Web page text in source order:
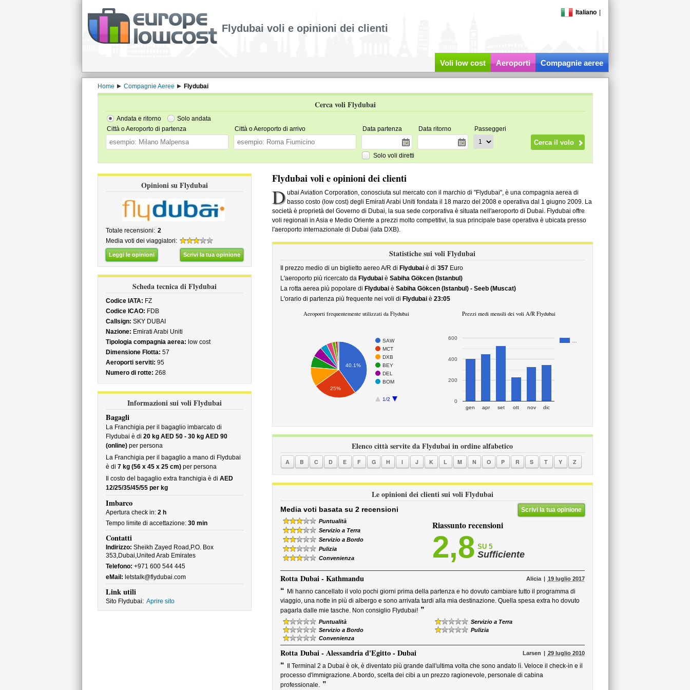
Italiano
Flydubai voli e opinioni dei clienti
Voli low cost Aeroporti Compagnie aeree
Home Compagnie Aeree Flydubai
Cerca voli Flydubai
Andata e ritorno
Solo andata
Città o Aeroporto di partenza
Città o Aeroporto di arrivo Data partenza Data ritorno Passeggeri
Solo voli diretti
Opinioni su Flydubai
Totale recensioni: 2
Media voti dei viaggiatori:
Leggi le opinioni Scrivi la tua opinione
Scheda tecnica di Flydubai
Codice IATA: FZ
Codice ICAO: FDB
Callsign: SKY DUBAI
Nazione: Emirati Arabi Uniti
Tipologia compagnia aerea: low cost
Dimensione Flotta: 57
Aeroporti serviti: 95
Numero di rotte: 268
Informazioni sui voli Flydubai
Bagagli
La Franchigia per il bagaglio imbarcato di
Flydubai è di 20 kg AED 50 - 30 kg AED 90
(online)per persona
La Franchigia per il bagaglio a mano di Flydubai
è di 7 kg (56 x 45 x 25 cm)per persona
Il costo del bagaglio extra franchigia è di AED
12/25/35/45/55 per kg
Imbarco
Apertura check in: 2 h
Tempo limite di accettazione: 30 min
Contatti
Indirizzo: Sheikh Zayed Road,P.O. Box
353,Dubai,United Arab Emirates
Telefono: +971 600 544 445
eMail: letstalk@flydubai.com
Link utili
Sito Flydubai: Aprire sito
Flydubai voli e opinioni dei clienti
D ubai Aviation Corporation, conosciuta sul mercato con il marchio di "Flydubai", è una compagnia aerea di
basso costo (low cost) degli Emirati Arabi Uniti fondata il 18 marzo del 2008 e operativa dal 1 giugno 2009. La
società è proprietà del Governo di Dubai, la sua sede corporativa è situata nell'aeroporto di Dubai. Flydubai offre
voli regionali in Asia e Medio Oriente a prezzi molto competitivi, la sua principale base operativa è ubicata presso
l'aeroporto internazionale di Dubai (iata DXB).
Statistiche sui voli Flydubai
Il prezzo medio di un biglietto aereo A/R di Flydubaiè di 357Euro
L'aeroporto più ricercato da Flydubaiè Sabiha Gökcen (Istanbul)
La rotta aerea più popolare di Flydubaiè Sabiha Gökcen (Istanbul) - Seeb (Muscat)
L'orario di partenza più frequente nei voli di Flydubaiè 23:05
Aeroporti frequentemente utilizzati da Flydubai
SAW
MCT
DXB
BEY
DEL
BOM
1/2
40.1%
25%
Prezzi medi mensili dei voli A/R Flydubai
gen apr set ott nov dic
0
200
400
600
Elenco città servite da Flydubai in ordine alfabetico
A B C D E F G H I J K L M N O P R S T Y Z
Le opinioni dei clienti sui voli Flydubai
Scrivi la tua opinione
Media voti basata su 2 recensioni
Puntualità
Servizio a Terra
Servizio a Bordo
Pulizia
Convenienza
Riassunto recensioni
2,8 SU 5
Sufficiente
Rotta Dubai - Kathmandu Alicia 19 luglio 2017
“ Mi hanno cancellato il volo pochi giorni prima della partenza e ho dovuto cambiare tutto il programma di
viaggio, una notte in più di albergo e sono arrivata tardi alla mia destinazione. Quella spesa extra ho dovuto
pagarla dalle mie tasche. Non consiglio Flydubai! ”
Puntualità
Servizio a Terra
Servizio a Bordo
Pulizia
Convenienza
Rotta Dubai - Alessandria d'Egitto - Dubai Larsen 29 luglio 2010
“
Il Terminal 2 a Dubai è ok, è diventato più grande dall'ultima volta che sono andato lì. Veloce il check-in e il
processo d'immigrazione. A bordo, scelta dei cibi a un prezzo ragionevole, personale di cabina
professionale. ”